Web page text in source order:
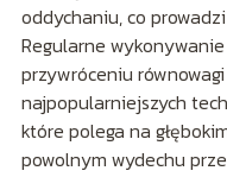
oddychaniu, co
Regularne
przywróceniu
najpopularniejszych
które polega na
powolnym wydechu